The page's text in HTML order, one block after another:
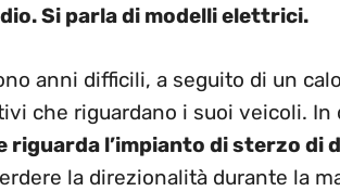
Si parla di modelli elettrici.
anni difficili, a seguito di un
che riguardano i suoi veicoli. In
riguarda l’impianto di sterzo di
la direzionalità durante la